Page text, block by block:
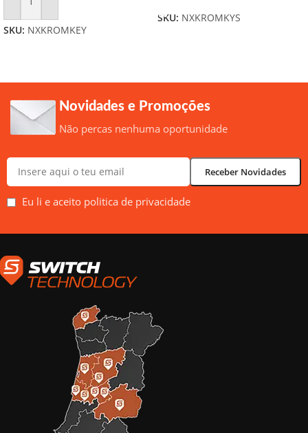
Adicionar
SKU: NXKROMKEY
SKU: NXKROMKYS
Novidades e Promoções
Não percas nenhuma oportunidade
Eu li e aceito politica de privacidade